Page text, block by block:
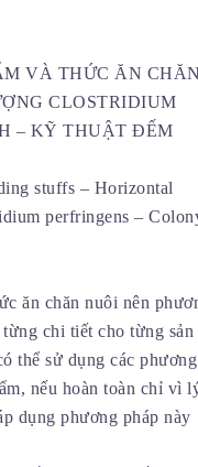
VÀ THỨC ĂN
CLOSTRIDIUM
– KỸ THUẬT ĐẾM
stuffs – Horizontal
perfringens –
ăn chăn nuôi nên
chi tiết cho từng sản
thể sử dụng các phương
nếu hoàn toàn chỉ vì
dụng phương pháp này